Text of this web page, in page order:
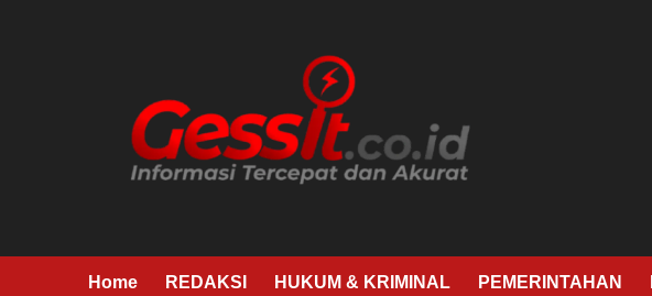
Home REDAKSI HUKUM & KRIMINAL PEMERINTAHAN